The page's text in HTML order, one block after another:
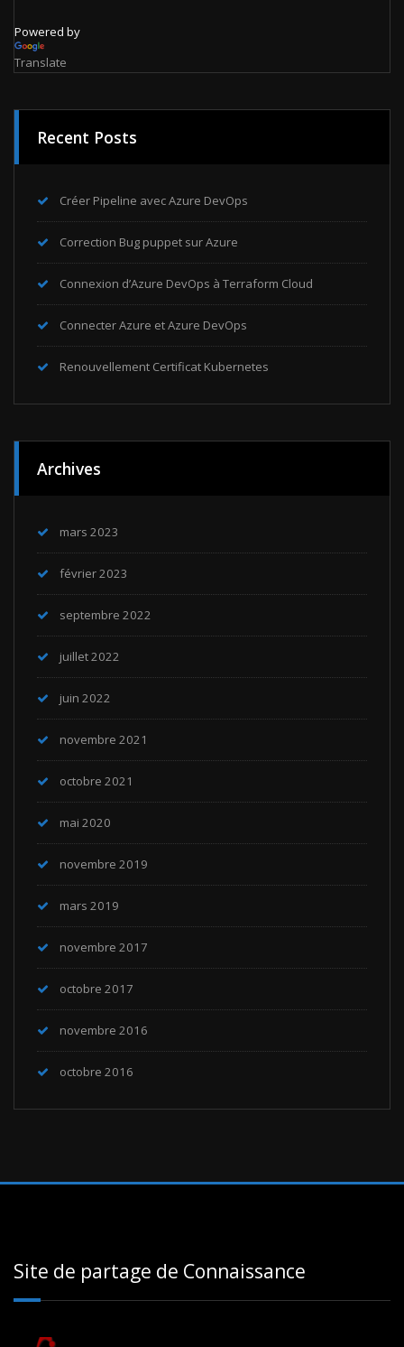
Powered by
Translate
Recent Posts
Créer Pipeline avec Azure DevOps
Correction Bug puppet sur Azure
Connexion d’Azure DevOps à Terraform Cloud
Connecter Azure et Azure DevOps
Renouvellement Certificat Kubernetes
Archives
mars 2023
février 2023
septembre 2022
juillet 2022
juin 2022
novembre 2021
octobre 2021
mai 2020
novembre 2019
mars 2019
novembre 2017
octobre 2017
novembre 2016
octobre 2016
Site de partage de Connaissance